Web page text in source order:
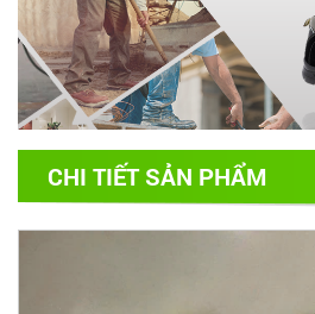
CHI TIẾT SẢN PHẨM